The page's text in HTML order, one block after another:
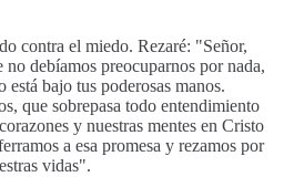
contra el miedo. Rezaré: "Señor,
debíamos preocuparnos por nada,
bajo tus poderosas manos.
que sobrepasa todo entendimiento
y nuestras mentes en Cristo
a esa promesa y rezamos por
vidas".